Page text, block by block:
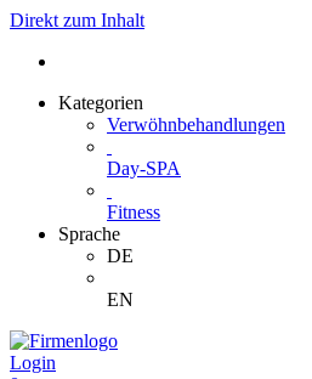
Direkt zum Inhalt
Kategorien
Verwöhnbehandlungen
Day-SPA
Fitness
Sprache
DE
EN
Login